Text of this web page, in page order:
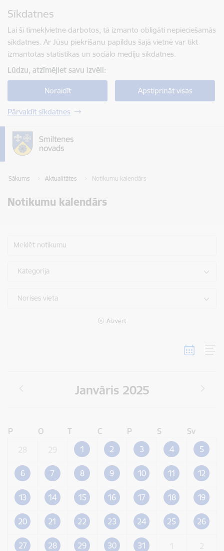
Sīkdatnes
Lai šī tīmekļvietne darbotos, tā izmanto obligāti nepieciešamās
sīkdatnes. Ar Jūsu piekrišanu papildus šajā vietnē var tikt
izmantotas statistikas un sociālo mediju sīkdatnes.
Lūdzu, atzīmējiet savu izvēli:
Noraidīt Apstiprināt visas
Pārvaldīt sīkdatnes
Sākums Aktualitātes Notikumu kalendārs
Notikumu kalendārs
Meklēt notikumu
Kategorija
Norises vieta
Aizvērt
Janvāris 2025
P O T C P S
Sv
1 2 3 4 5
6 7 8 9 10 11 12
13 14 15 16 17 18 19
20 21 22 23 24 25 26
27 28 29 30 31